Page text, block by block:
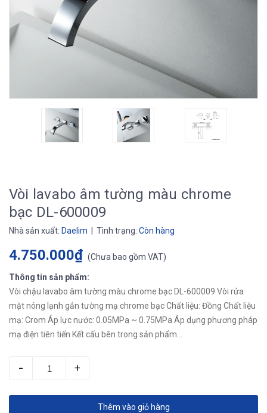
Vòi lavabo âm tường màu chrome
bạc DL-600009
Nhà sản xuất: Daelim | Tình trạng: Còn hàng
4.750.000₫ (Chưa bao gồm VAT)
Thông tin sản phẩm:
Vòi chậu lavabo âm tường màu chrome bạc DL-600009 Vòi rửa
mặt nóng lạnh gắn tường mạ chrome bạc Chất liệu: Đồng Chất liệu
mạ: Crom Áp lực nước: 0.05MPa ~ 0.75MPa Áp dụng phương pháp
mạ điện tiên tiến Kết cấu bên trong sản phẩm...
- +
Thêm vào giỏ hàng